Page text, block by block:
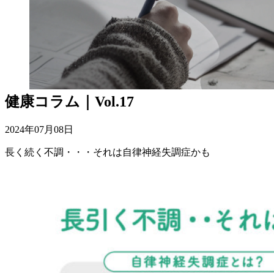
Vol.17
HOME 健康コラム|
健康コラム｜Vol.17
2024年07月08日
長く続く不調・・・それは自律神経失調症かも